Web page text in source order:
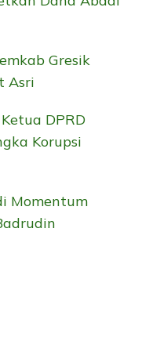
Gresik
Asri
DPRD
Korupsi
Momentum